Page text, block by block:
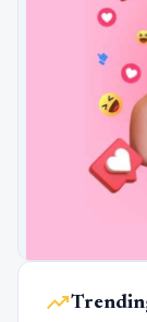
trending_up